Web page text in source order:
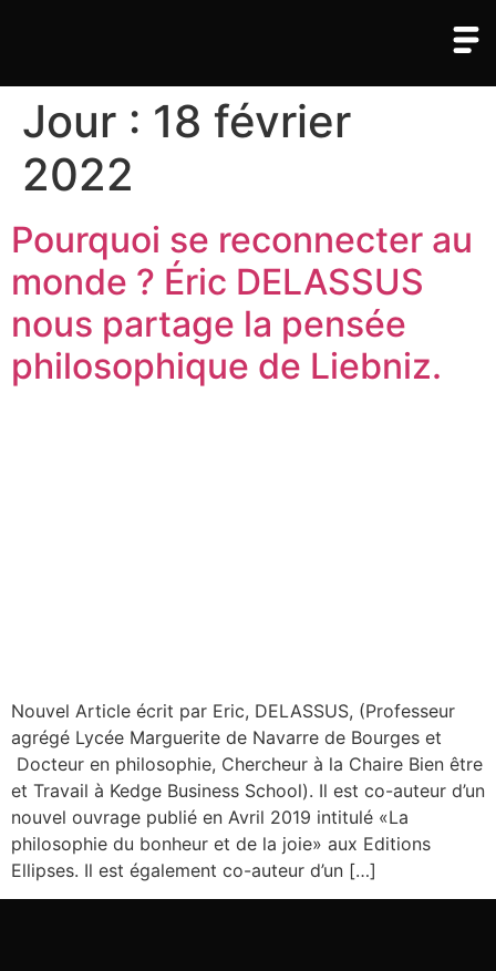
Jour : 18 février
2022
Pourquoi se reconnecter au
monde ? Éric DELASSUS
nous partage la pensée
philosophique de Liebniz.
Nouvel Article écrit par Eric, DELASSUS, (Professeur
agrégé Lycée Marguerite de Navarre de Bourges et
Docteur en philosophie, Chercheur à la Chaire Bien être
et Travail à Kedge Business School). Il est co-auteur d’un
nouvel ouvrage publié en Avril 2019 intitulé «La
philosophie du bonheur et de la joie» aux Editions
Ellipses. Il est également co-auteur d’un […]